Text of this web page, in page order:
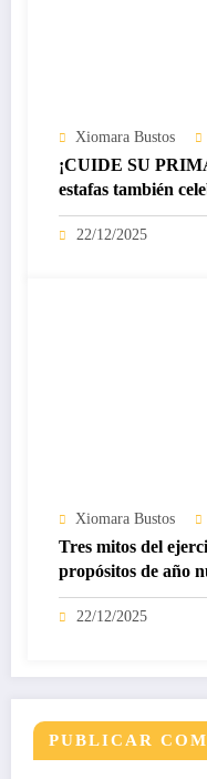
Xiomara Bustos
¡CUIDE SU
estafas también
22/12/2025
Xiomara Bustos
Tres mitos del
propósitos de año
22/12/2025
PUBLICAR